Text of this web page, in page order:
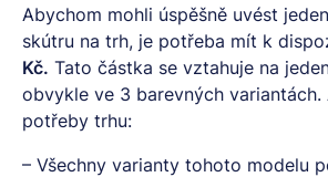
Abychom mohli úspěšně uvést
skútru na trh, je potřeba mít k
Kč. Tato částka se vztahuje na
obvykle ve 3 barevných variantách.
potřeby trhu:
– Všechny varianty tohoto modelu